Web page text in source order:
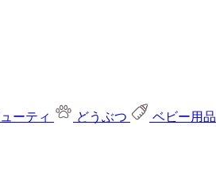
ーティ どうぶつ ベビー用品